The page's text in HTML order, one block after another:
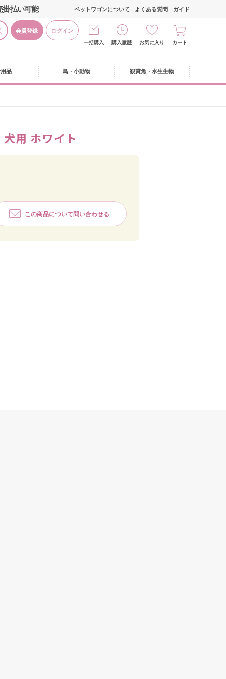
掛払い可能
会員登録 ログイン
ペットワゴンについて よくある質問 ガイド
一括購入 購入履歴 お気に入り カート
品 鳥・小動物 観賞魚・水生生物
用 ホワイト
この商品について問い合わせる